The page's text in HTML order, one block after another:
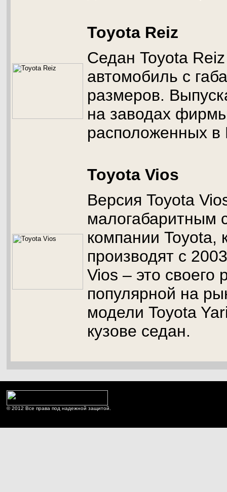
Toyota Reiz
Седан Toyota
автомобиль с
размеров.
на заводах
расположенных в
Toyota Vios
Версия Toyota
малогабаритным
компании Toyota,
производят с
Vios – это своего
популярной на
модели Toyota
кузове седан.
© 2012 Все права под надежной защитой.